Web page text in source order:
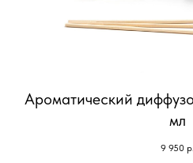
Ароматический
мл
9 950 р.